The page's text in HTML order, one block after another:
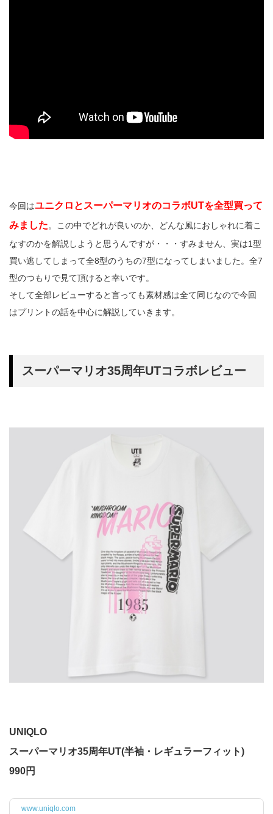
今回はユニクロとスーパーマリオのコラボUTを全型買って
みました。この中でどれが良いのか、どんな風におしゃれに着こ
なすのかを解説しようと思うんですが・・・すみません、実は1型
買い逃してしまって全8型のうちの7型になってしまいました。全7
型のつもりで見て頂けると幸いです。
そして全部レビューすると言っても素材感は全て同じなので今回
はプリントの話を中心に解説していきます。
スーパーマリオ35周年UTコラボレビュー
UNIQLO
スーパーマリオ35周年UT(半袖・レギュラーフィット)
990円
www.uniqlo.com